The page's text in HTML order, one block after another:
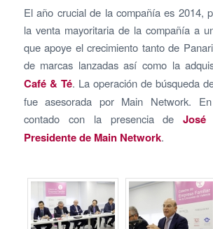
El año crucial de la compañía es 2014,
la venta mayoritaria de la compañía a
que apoye el crecimiento tanto de
de marcas lanzadas así como la
Café & Té. La operación de búsqueda
fue asesorada por Main Network.
contado con la presencia deJosé
Presidente de Main Network.